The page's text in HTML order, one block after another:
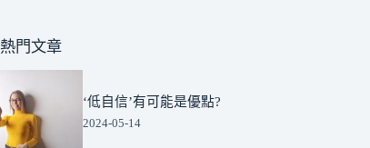
熱門文章
‘低自信’有可能是優點?
2024-05-14